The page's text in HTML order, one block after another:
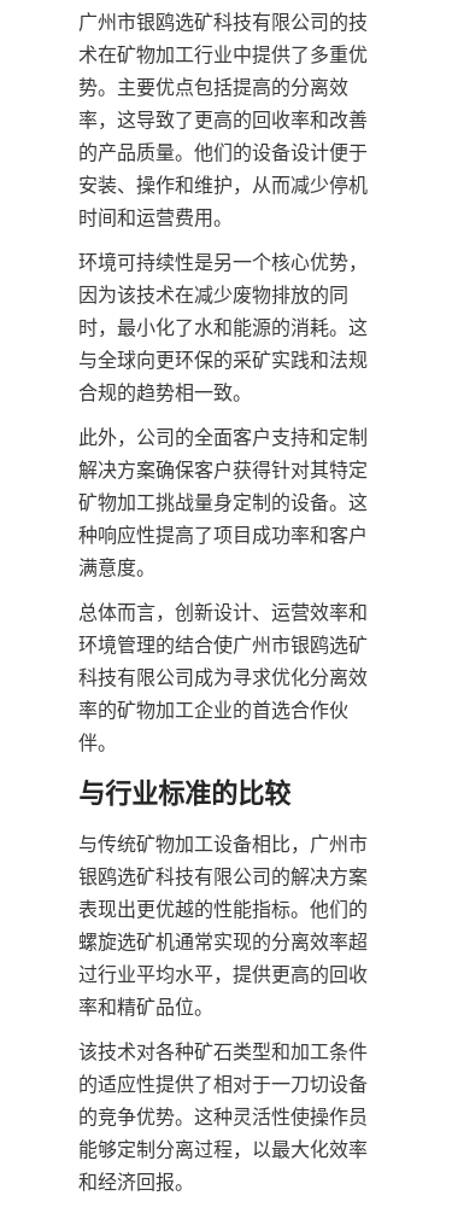
广州市银鸥选矿科技有限公司的技
术在矿物加工行业中提供了多重优
势。主要优点包括提高的分离效
率，这导致了更高的回收率和改善
的产品质量。他们的设备设计便于
安装、操作和维护，从而减少停机
时间和运营费用。
环境可持续性是另一个核心优势，
因为该技术在减少废物排放的同
时，最小化了水和能源的消耗。这
与全球向更环保的采矿实践和法规
合规的趋势相一致。
此外，公司的全面客户支持和定制
解决方案确保客户获得针对其特定
矿物加工挑战量身定制的设备。这
种响应性提高了项目成功率和客户
满意度。
总体而言，创新设计、运营效率和
环境管理的结合使广州市银鸥选矿
科技有限公司成为寻求优化分离效
率的矿物加工企业的首选合作伙
伴。
与行业标准的比较
与传统矿物加工设备相比，广州市
银鸥选矿科技有限公司的解决方案
表现出更优越的性能指标。他们的
螺旋选矿机通常实现的分离效率超
过行业平均水平，提供更高的回收
率和精矿品位。
该技术对各种矿石类型和加工条件
的适应性提供了相对于一刀切设备
的竞争优势。这种灵活性使操作员
能够定制分离过程，以最大化效率
和经济回报。